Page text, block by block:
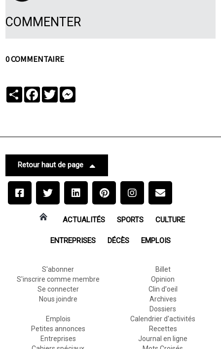
COMMENTER
0 COMMENTAIRE
PartagerFacebook
Twitter
Retour haut de page
ACTUALITÉS SPORTS CULTURE
ENTREPRISES DÉCÈS EMPLOIS
S'abonner
S'inscrire comme membre
Se connecter
Nous joindre
Billet
Opinion
Clin d'oeil
Archives
Dossiers
Emplois
Petites annonces
Entreprises
Calendrier d'activités
Recettes
Journal en ligne